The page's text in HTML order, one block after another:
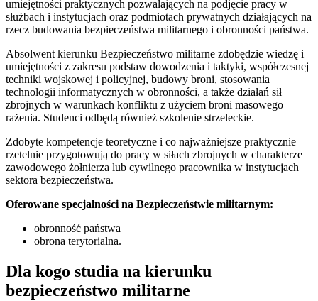
umiejętności praktycznych pozwalających na podjęcie pracy w
służbach i instytucjach oraz podmiotach prywatnych działających na
rzecz budowania bezpieczeństwa militarnego i obronności państwa.
Absolwent kierunku Bezpieczeństwo militarne zdobędzie wiedzę i
umiejętności z zakresu podstaw dowodzenia i taktyki, współczesnej
techniki wojskowej i policyjnej, budowy broni, stosowania
technologii informatycznych w obronności, a także działań sił
zbrojnych w warunkach konfliktu z użyciem broni masowego
rażenia. Studenci odbędą również szkolenie strzeleckie.
Zdobyte kompetencje teoretyczne i co najważniejsze praktycznie
rzetelnie przygotowują do pracy w siłach zbrojnych w charakterze
zawodowego żołnierza lub cywilnego pracownika w instytucjach
sektora bezpieczeństwa.
Oferowane specjalności na Bezpieczeństwie militarnym:
obronność państwa
obrona terytorialna.
Dla kogo studia na kierunku
bezpieczeństwo militarne